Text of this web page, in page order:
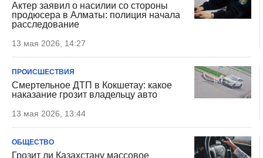
Актер заявил о насилии со стороны
продюсера в Алматы: полиция начала
расследование
13 мая 2026, 14:27
ПРОИСШЕСТВИЯ
Смертельное ДТП в Кокшетау: какое
наказание грозит владельцу авто
13 мая 2026, 13:44
ОБЩЕСТВО
Грозит ли Казахстану массовое